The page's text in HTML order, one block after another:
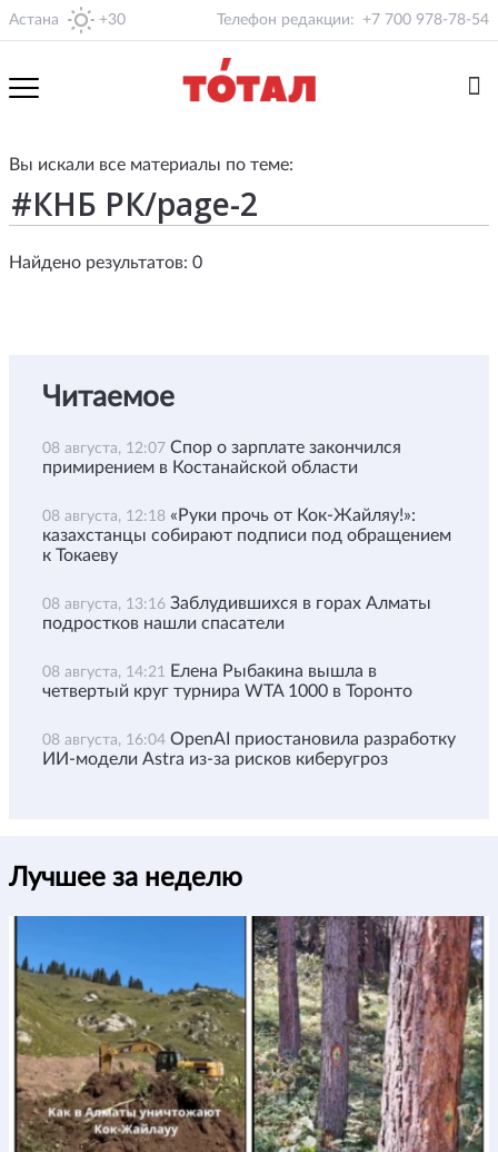
Астана +30 Телефон редакции: +7 700 978-78-54
Вы искали все материалы по теме:
Найдено результатов: 0
Читаемое
08 августа, 12:07 Спор о зарплате закончился
примирением в Костанайской области
08 августа, 12:18 «Руки прочь от Кок-Жайляу!»:
казахстанцы собирают подписи под обращением
к Токаеву
08 августа, 13:16 Заблудившихся в горах Алматы
подростков нашли спасатели
08 августа, 14:21 Елена Рыбакина вышла в
четвертый круг турнира WTA 1000 в Торонто
08 августа, 16:04 OpenAI приостановила разработку
ИИ-модели Astra из-за рисков киберугроз
Лучшее за неделю